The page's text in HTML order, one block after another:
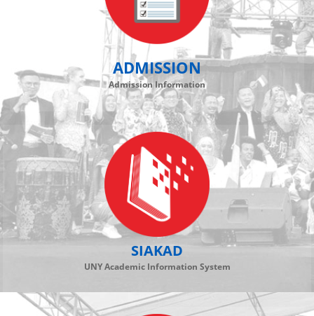
ADMISSION
Admission Information
SIAKAD
UNY Academic Information System